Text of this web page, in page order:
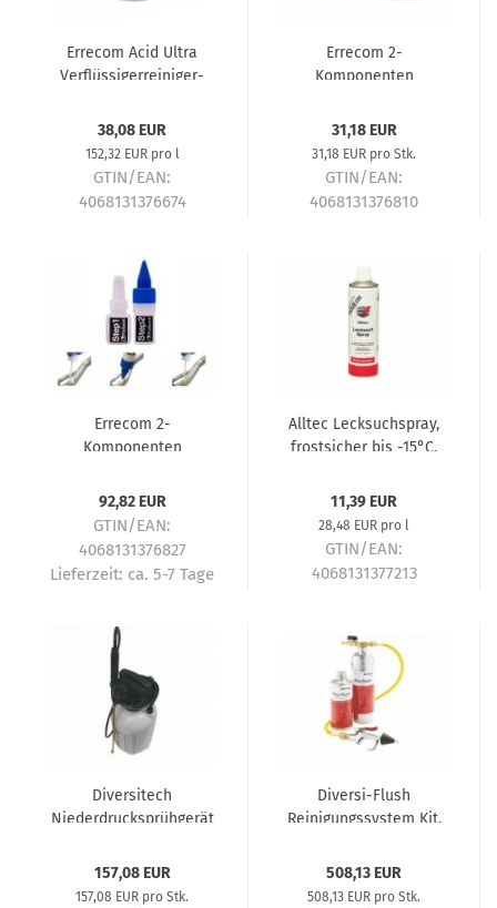
Errecom Acid Ultra
Verflüssigerreiniger-
38,08 EUR
152,32 EUR pro l
GTIN/EAN:
4068131376674
Errecom 2-
Komponenten
31,18 EUR
31,18 EUR pro Stk.
GTIN/EAN:
4068131376810
Errecom 2-
Komponenten
92,82 EUR
GTIN/EAN:
4068131376827
Lieferzeit: ca. 5-7 Tage
Alltec Lecksuchspray,
frostsicher bis -15°C,
11,39 EUR
28,48 EUR pro l
GTIN/EAN:
4068131377213
Diversitech
Niederdrucksprühgerät
157,08 EUR
157,08 EUR pro Stk.
Diversi-Flush
Reinigungssystem Kit,
508,13 EUR
508,13 EUR pro Stk.